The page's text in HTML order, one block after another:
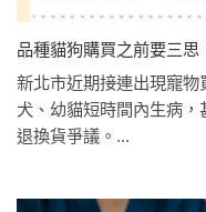
品種貓狗購買之前要三
新北市近期接連出現寵
犬、幼貓短時間內生病
退換貨爭議。...